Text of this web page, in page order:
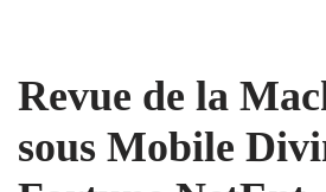
al
contenido
Revue de la
sous Mobile